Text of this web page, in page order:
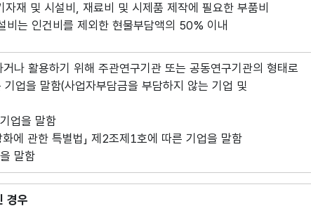
재 및 시설비, 재료비 및 시제품 제작에 필요한 부품비
는 인건비를 제외한 현물부담액의 50% 이내
나 활용하기 위해 주관연구기관 또는 공동연구기관의 형태로
업을 말함(사업자부담금을 부담하지 않는 기업 및
업을 말함
에 관한 특별법」 제2조제1호에 따른 기업을 말함
말함
경우